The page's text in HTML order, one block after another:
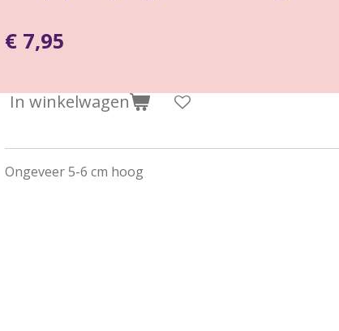
€ 7,95
In winkelwagen
Ongeveer 5-6 cm hoog